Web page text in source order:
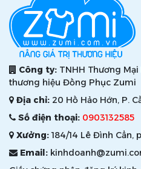
Công ty: TNHH Thương
thương hiệu Đồng Phục Zumi
Địa chỉ: 20 Hồ Hảo Hớn, P.
Số điện thoại: 0903132585
Xưởng:184/14 Lê Đình Cẩn,
Email: